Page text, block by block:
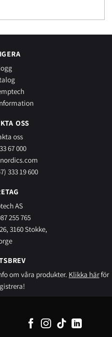
OSS
oss
67 000
333 19 600
AS
255 765
3160 Stokke,
om våra produkter. Klikka härför